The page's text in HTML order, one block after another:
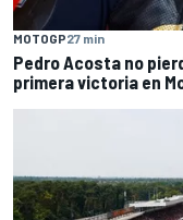
MOTOGP27 min
Pedro Acosta no
primera victoria en